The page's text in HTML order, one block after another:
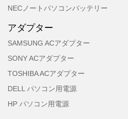
NECノートパソコンバッテリー
アダプター
SAMSUNG ACアダプター
SONY ACアダプター
TOSHIBA ACアダプター
DELL パソコン用電源
HP パソコン用電源